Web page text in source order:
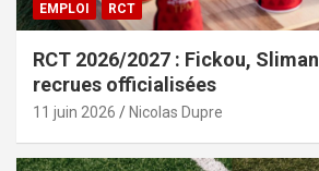
EMPLOI RCT
RCT 2026/2027 : Fickou,
recrues officialisées
11 juin 2026 Nicolas Dupre